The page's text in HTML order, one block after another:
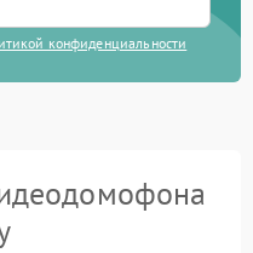
конфиденциальности